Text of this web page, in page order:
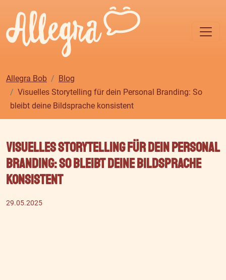
Allegra Bob
Blog
Visuelles Storytelling für dein Personal Branding: So
bleibt deine Bildsprache konsistent
Visuelles Storytelling für dein Personal
Branding: So bleibt deine Bildsprache
konsistent
29.05.2025